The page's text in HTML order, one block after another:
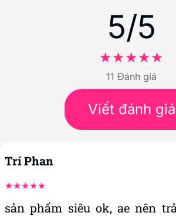
5/5
11 Đánh giá
Viết đánh giá
Trí Phan
sản phẩm siêu ok, ae nên